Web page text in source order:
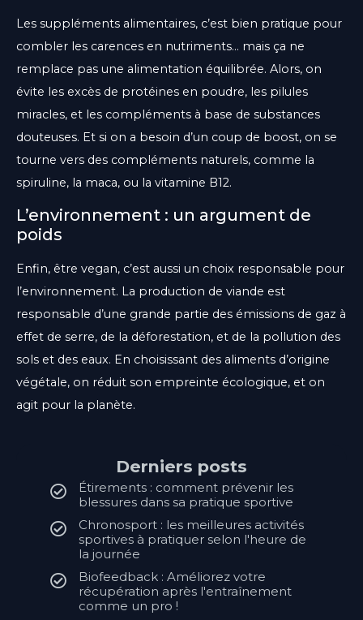
Les suppléments alimentaires, c’est bien pratique pour
combler les carences en nutriments… mais ça ne
remplace pas une alimentation équilibrée. Alors, on
évite les excès de protéines en poudre, les pilules
miracles, et les compléments à base de substances
douteuses. Et si on a besoin d’un coup de boost, on se
tourne vers des compléments naturels, comme la
spiruline, la maca, ou la vitamine B12.
L’environnement : un argument de
poids
Enfin, être vegan, c’est aussi un choix responsable pour
l’environnement. La production de viande est
responsable d’une grande partie des émissions de gaz à
effet de serre, de la déforestation, et de la pollution des
sols et des eaux. En choisissant des aliments d’origine
végétale, on réduit son empreinte écologique, et on
agit pour la planète.
Derniers posts
Étirements : comment prévenir les
blessures dans sa pratique sportive
Chronosport : les meilleures activités
sportives à pratiquer selon l'heure de
la journée
Biofeedback : Améliorez votre
récupération après l'entraînement
comme un pro !